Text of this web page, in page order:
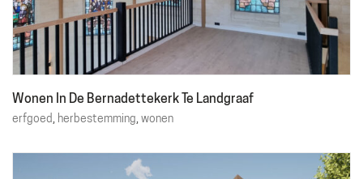
Wonen In De Bernadettekerk Te Landgraaf
erfgoed herbestemming wonen